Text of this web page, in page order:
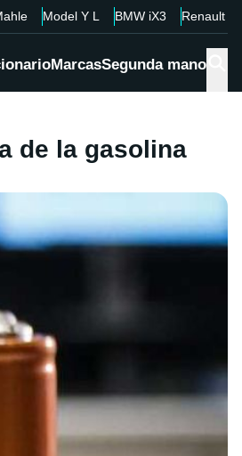
Model Y L BMW iX3 Renault
MarcasSegunda mano
de la gasolina